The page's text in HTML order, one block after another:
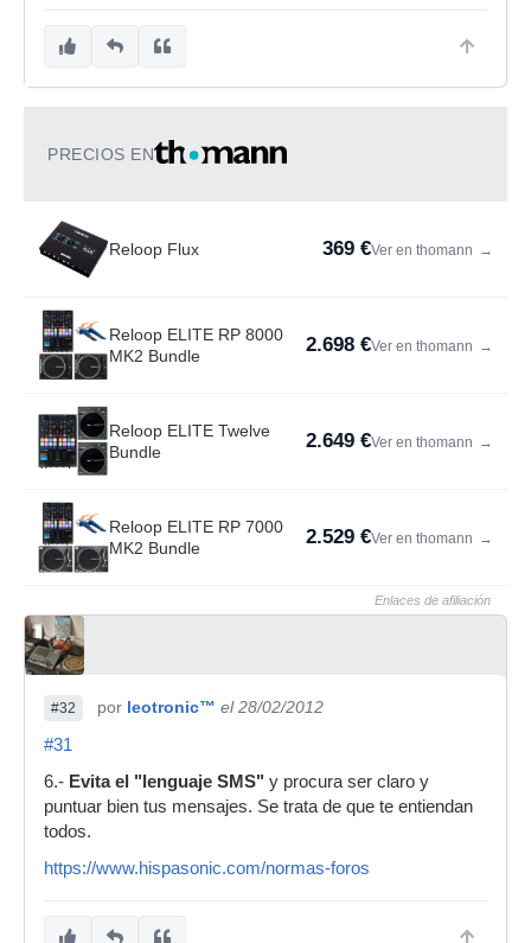
PRECIOS EN
Reloop Flux 369 €Ver en thomann →
Reloop ELITE RP 8000
MK2 Bundle
2.698 €Ver en thomann →
Reloop ELITE Twelve
Bundle
2.649 €Ver en thomann →
Reloop ELITE RP 7000
MK2 Bundle
2.529 €Ver en thomann →
Enlaces de afiliación
#32 por leotronic™ el 28/02/2012
#31
6.- Evita el "lenguaje SMS" y procura ser claro y
puntuar bien tus mensajes. Se trata de que te entiendan
todos.
https://www.hispasonic.com/normas-foros